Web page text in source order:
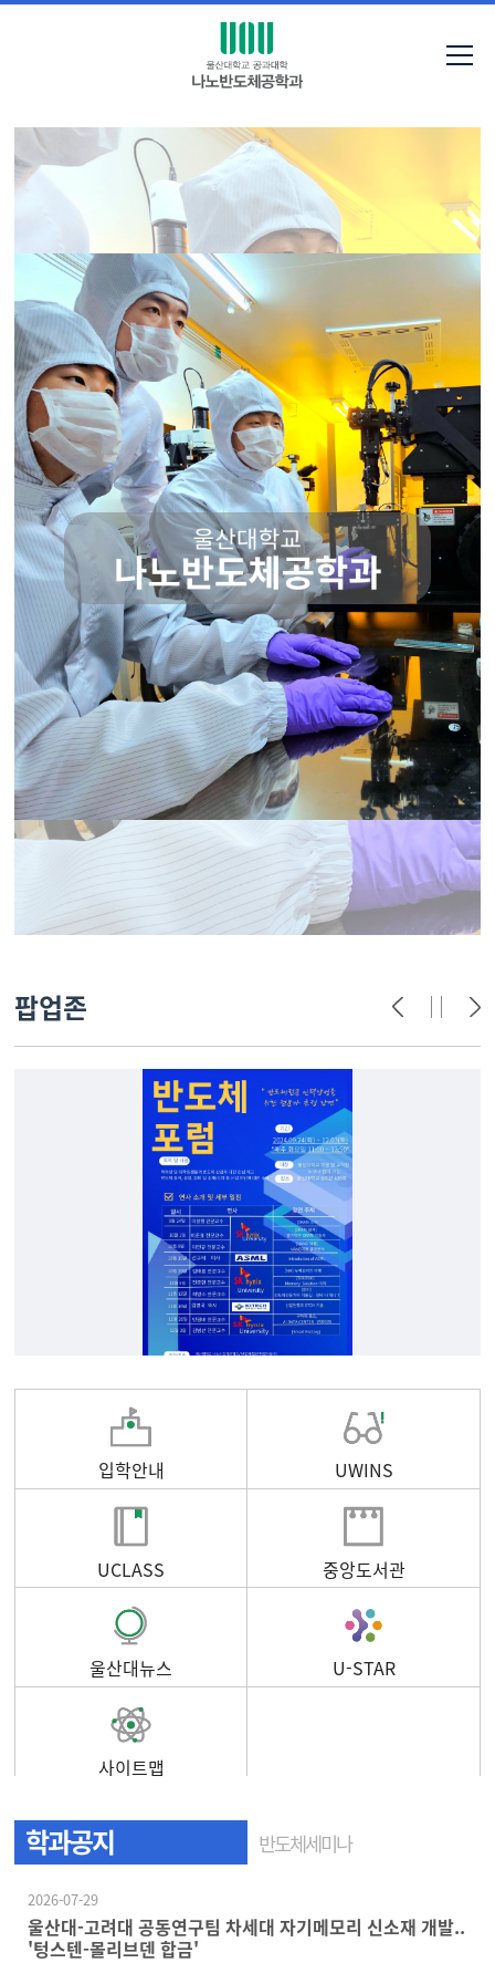
팝업존
입학안내 UWINS
UCLASS 중앙도서관
울산대뉴스 U-STAR
사이트맵
학과공지 반도체세미나
2026-07-29
울산대-고려대 공동연구팀 차세대 자기메모리 신소재 개발..
'텅스텐-몰리브덴 합금'